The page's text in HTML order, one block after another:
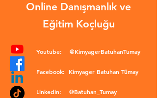
Online Danışmanlık ve
Eğitim Koçluğu
Youtube: @KimyagerBatuhanTumay
Facebook: Kimyager Batuhan Tümay
Linkedin: @Batuhan_Tumay